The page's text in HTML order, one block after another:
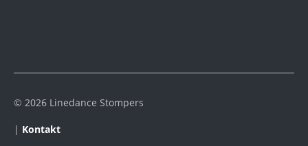
© 2026 Linedance Stompers
| Kontakt